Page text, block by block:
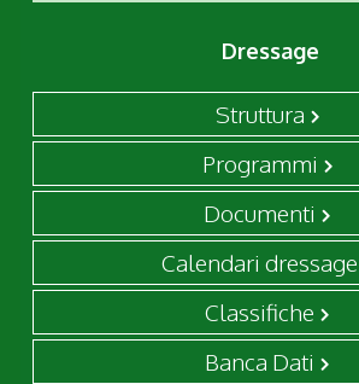
Dressage
Struttura
Programmi
Documenti
Calendari dressage
Classifiche
Banca Dati